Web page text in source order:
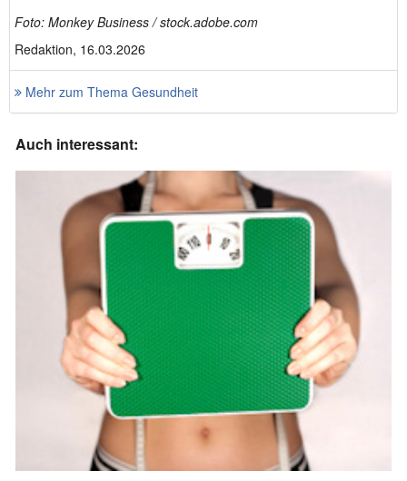
Foto: Monkey Business / stock.adobe.com
Redaktion, 16.03.2026
Mehr zum Thema Gesundheit
Auch interessant: